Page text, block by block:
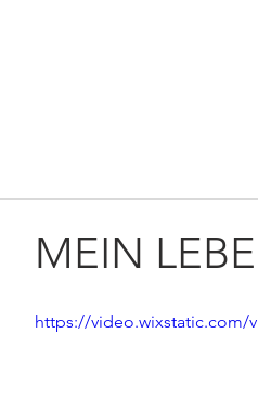
MEIN
https://video.wixstatic.com/